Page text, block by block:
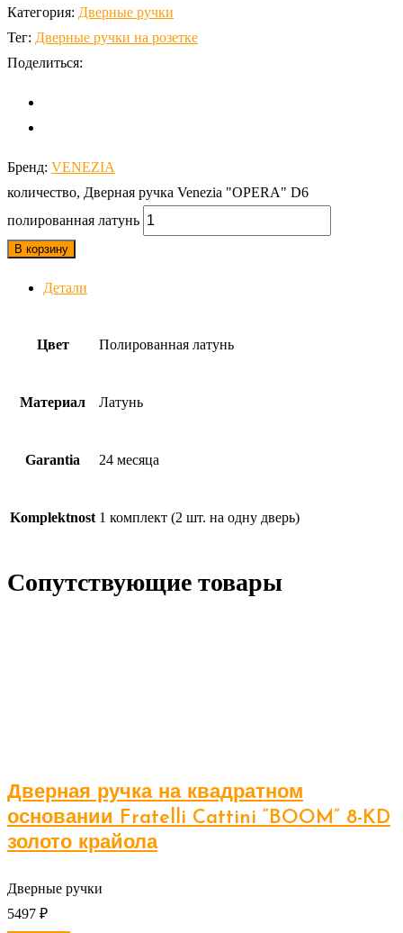
Категория: Дверные ручки
Тег: Дверные ручки на розетке
Поделиться:
Бренд: VENEZIA
количество, Дверная ручка Venezia "OPERA" D6
полированная латунь
В корзину
Детали
Цвет Полированная латунь
Материал Латунь
Garantia 24 месяца
Komplektnost 1 комплект (2 шт. на одну дверь)
Сопутствующие товары
Дверная ручка на квадратном
основании Fratelli Cattini “BOOM” 8-KD
золото крайола
Дверные ручки
5497 ₽